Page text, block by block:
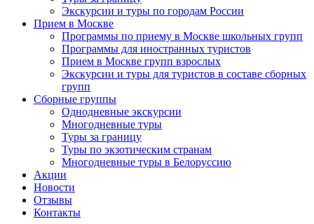
Экскурсии и туры по городам России
Прием в Москве
Программы по приему в Москве школьных групп
Программы для иностранных туристов
Прием в Москве групп взрослых
Экскурсии и туры для туристов в составе сборных
групп
Сборные группы
Однодневные экскурсии
Многодневные туры
Туры за границу
Туры по экзотическим странам
Многодневные туры в Белоруссию
Акции
Новости
Отзывы
Контакты